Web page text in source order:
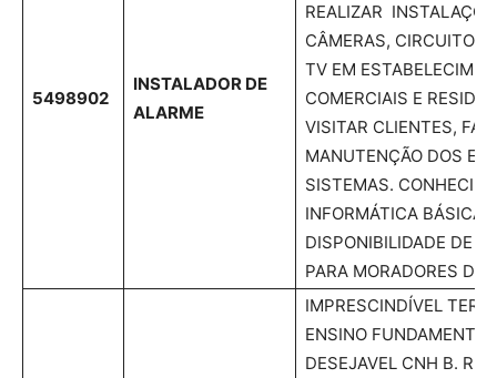
5498902
INSTALADOR DE
ALARME
REALIZAR
CÂMERAS, CIRCUITOS
TV EM
COMERCIAIS E
VISITAR CLIENTES,
MANUTENÇÃO DOS
SISTEMAS.
INFORMÁTICA BÁSICA.
DISPONIBILIDADE DE
PARA MORADORES DE
IMPRESCINDÍVEL TER
ENSINO
DESEJAVEL CNH B.